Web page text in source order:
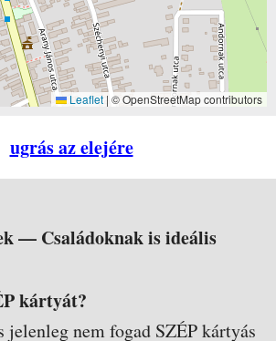
Leaflet | © OpenStreetMap contributors
ugrás az elejére
— Családoknak is ideális
kártyát?
jelenleg nem fogad SZÉP kártyás